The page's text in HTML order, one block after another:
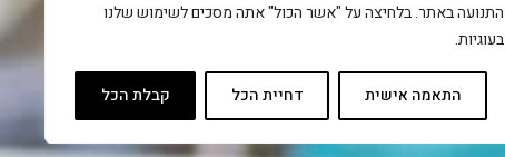
התנועה באתר. בלחיצה על "אשר הכול" אתה מסכים לשימוש שלנו
בעוגיות.
התאמה אישית דחיית הכל קבלת הכל